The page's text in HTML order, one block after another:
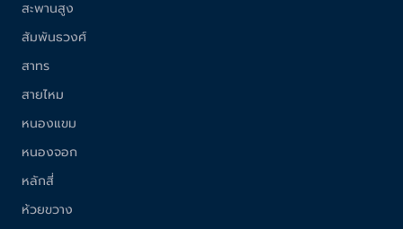
สะพานสูง
สัมพันธวงศ์
สาทร
สายไหม
หนองแขม
หนองจอก
หลักสี่
ห้วยขวาง